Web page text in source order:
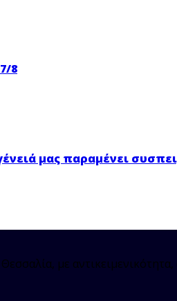
8
μας παραμένει
με